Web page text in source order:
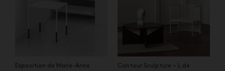
Exposition de Marie-Anne
Contour Sculpture – L de